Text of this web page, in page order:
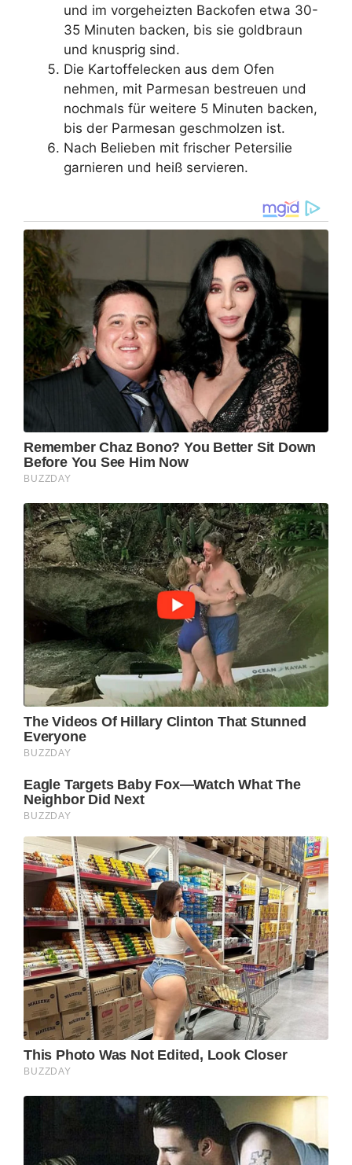
und im vorgeheizten Backofen etwa 30-
35 Minuten backen, bis sie goldbraun
und knusprig sind.
Die Kartoffelecken aus dem Ofen
nehmen, mit Parmesan bestreuen und
nochmals für weitere 5 Minuten backen,
bis der Parmesan geschmolzen ist.
Nach Belieben mit frischer Petersilie
garnieren und heiß servieren.